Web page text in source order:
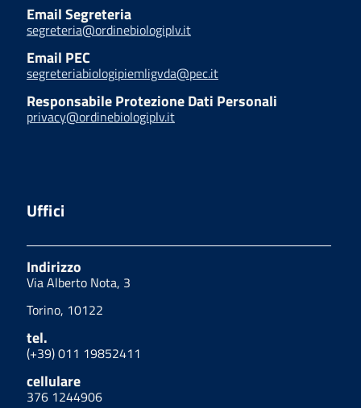
Email Segreteria
segreteria@ordinebiologiplv.it
Email PEC
segreteriabiologipiemligvda@pec.it
Responsabile Protezione Dati Personali
privacy@ordinebiologiplv.it
Uffici
Indirizzo
Via Alberto Nota, 3
Torino, 10122
tel.
(+39) 011 19852411
cellulare
376 1244906